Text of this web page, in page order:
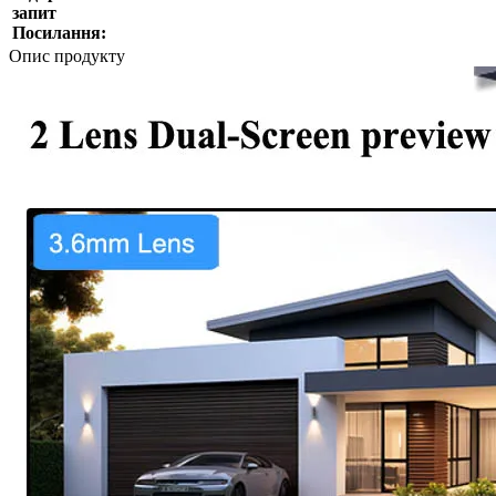
запит
Посилання:
Опис продукту